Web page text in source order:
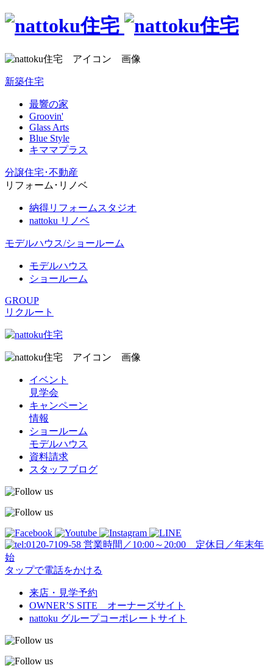
新築住宅
最響の家
Groovin'
Glass Arts
Blue Style
キママプラス
分譲住宅･不動産
リフォーム･リノベ
納得リフォームスタジオ
nattoku リノベ
モデルハウス/ショールーム
モデルハウス
ショールーム
GROUP
リクルート
イベント
見学会
キャンペーン
情報
ショールーム
モデルハウス
資料請求
スタッフブログ
営業時間／10:00～20:00 定休日／年末年
始
タップで電話をかける
来店・見学予約
OWNER’S SITE オーナーズサイト
nattoku グループコーポレートサイト